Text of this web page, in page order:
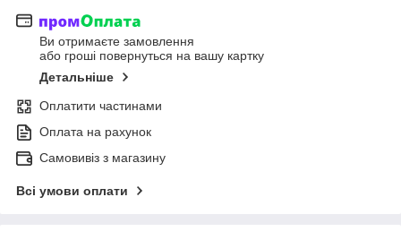
Ви отримаєте замовлення
або гроші повернуться на вашу картку
Детальніше
Оплатити частинами
Оплата на рахунок
Самовивіз з магазину
Всі умови оплати